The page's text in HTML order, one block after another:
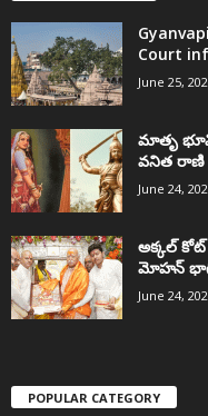
Court
June 25,
మాతృ
వనిత రాణి
June 24,
అక్కల్‌
మోహన్
June 24,
POPULAR CATEGORY